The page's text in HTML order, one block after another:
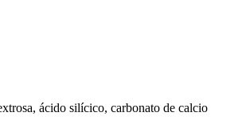
ácido silícico, carbonato de calcio